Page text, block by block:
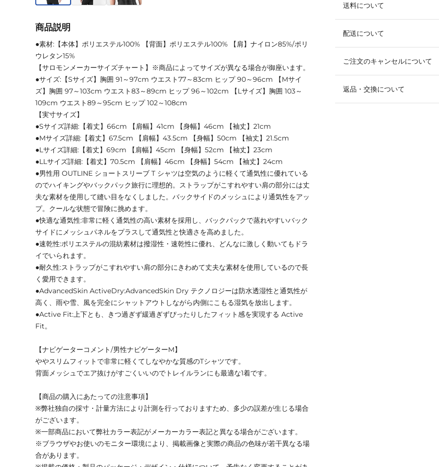
送料について
配送について
ご注文のキャンセルについて
返品・交換について
商品説明
●素材:【本体】ポリエステル100% 【背面】ポリエステル100% 【肩】ナイロン85%/ポリ
ウレタン15%
【サロモンメーカーサイズチャート】※商品によってサイズが異なる場合が御座います。
●サイズ:【Sサイズ】胸囲 91～97cm ウエスト77～83cm ヒップ 90～96cm 【Mサイ
ズ】胸囲 97～103cm ウエスト83～89cm ヒップ 96～102cm 【Lサイズ】胸囲 103～
109cm ウエスト89～95cm ヒップ 102～108cm
【実寸サイズ】
●Sサイズ詳細:【着丈】66cm 【肩幅】41cm 【身幅】46cm 【袖丈】21cm
●Mサイズ詳細:【着丈】67.5cm 【肩幅】43.5cm 【身幅】50cm 【袖丈】21.5cm
●Lサイズ詳細:【着丈】69cm 【肩幅】45cm 【身幅】52cm 【袖丈】23cm
●LLサイズ詳細:【着丈】70.5cm 【肩幅】46cm 【身幅】54cm 【袖丈】24cm
●男性用 OUTLINE ショートスリーブ T シャツは空気のように軽くて通気性に優れている
のでハイキングやバックパック旅行に理想的。ストラップがこすれやすい肩の部分には丈
夫な素材を使用して縫い目をなくしました。バックサイドのメッシュにより通気性をアッ
プ。クールな状態で冒険に挑めます。
●快適な通気性:非常に軽く通気性の高い素材を採用し、バックパックで蒸れやすいバック
サイドにメッシュパネルをプラスして通気性と快適さを高めました。
●速乾性:ポリエステルの混紡素材は撥湿性・速乾性に優れ、どんなに激しく動いてもドラ
イでいられます。
●耐久性:ストラップがこすれやすい肩の部分にきわめて丈夫な素材を使用しているので長
く愛用できます。
●AdvancedSkin ActiveDry:AdvancedSkin Dry テクノロジーは防水透湿性と通気性が
高く、雨や雪、風を完全にシャットアウトしながら内側にこもる湿気を放出します。
●Active Fit:上下とも、きつ過ぎず緩過ぎずぴったりしたフィット感を実現する Active
Fit。
【ナビゲーターコメント/男性ナビゲーターM】
ややスリムフィットで非常に軽くてしなやかな質感のTシャツです。
背面メッシュでエア抜けがすごくいいのでトレイルランにも最適な1着です。
【商品の購入にあたっての注意事項】
※弊社独自の採寸・計量方法により計測を行っておりますため、多少の誤差が生じる場合
がございます。
※一部商品において弊社カラー表記がメーカーカラー表記と異なる場合がございます。
※ブラウザやお使いのモニター環境により、掲載画像と実際の商品の色味が若干異なる場
合があります。